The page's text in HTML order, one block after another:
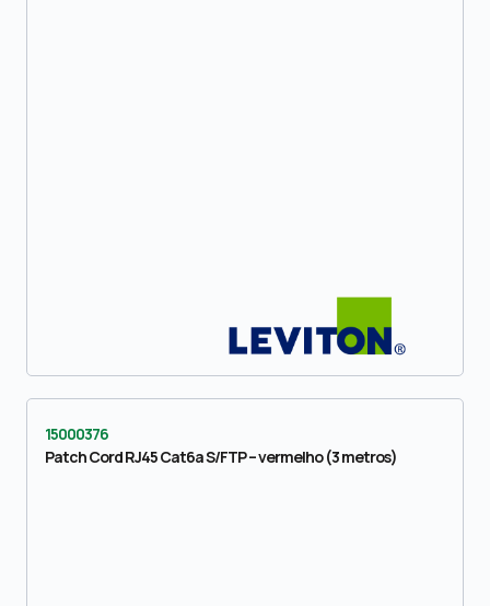
15000376
Patch Cord RJ45 Cat6a S/FTP – vermelho (3 metros)